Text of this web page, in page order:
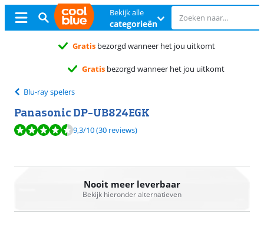
Bekijk alle
categorieën
bezorgd wanneer het jou uitkomt
bezorgd wanneer het jou uitkomt
Blu-ray spelers
Panasonic DP-UB824EGK
Beoordeling is 9,3 van de 10, gebaseerd op 30 reviews.
9,3/10(30 reviews)
Nooit meer leverbaar
Bekijk hieronder alternatieven